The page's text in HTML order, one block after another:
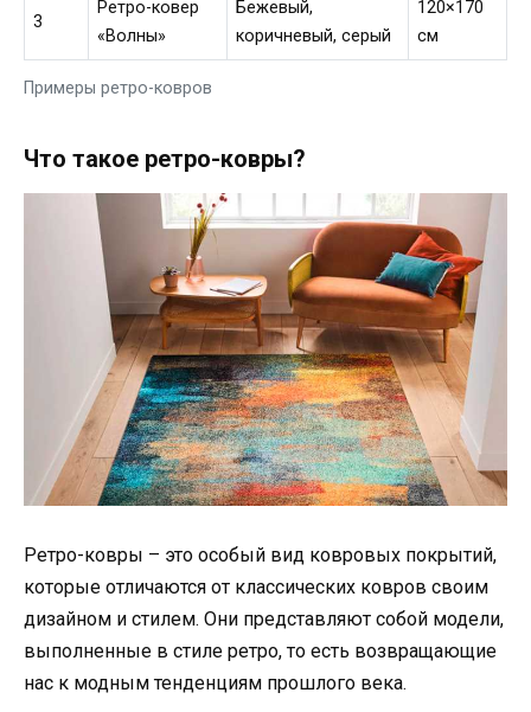
Примеры ретро-ковров
3
Ретро-ковер
«Волны»
Бежевый,
коричневый, серый
120×170
см
Что такое ретро-ковры?
Ретро-ковры – это особый вид ковровых покрытий,
которые отличаются от классических ковров своим
дизайном и стилем. Они представляют собой модели,
выполненные в стиле ретро, то есть возвращающие
нас к модным тенденциям прошлого века.